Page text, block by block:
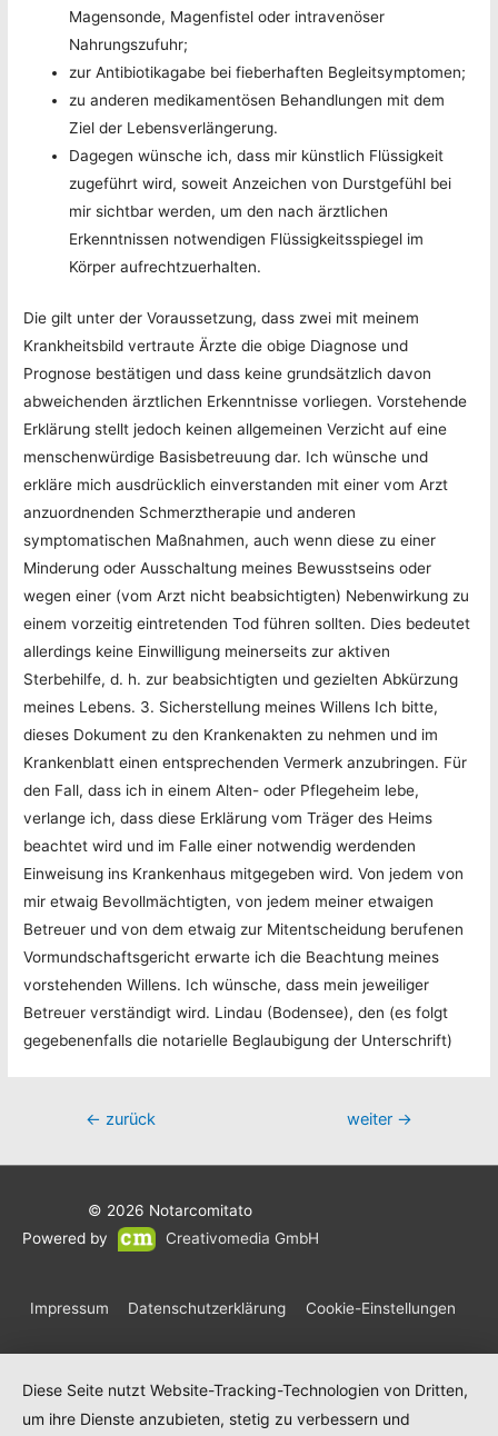
Magensonde, Magenfistel oder intravenöser
Nahrungszufuhr;
zur Antibiotikagabe bei fieberhaften Begleitsymptomen;
zu anderen medikamentösen Behandlungen mit dem
Ziel der Lebensverlängerung.
Dagegen wünsche ich, dass mir künstlich Flüssigkeit
zugeführt wird, soweit Anzeichen von Durstgefühl bei
mir sichtbar werden, um den nach ärztlichen
Erkenntnissen notwendigen Flüssigkeitsspiegel im
Körper aufrechtzuerhalten.
Die gilt unter der Voraussetzung, dass zwei mit meinem
Krankheitsbild vertraute Ärzte die obige Diagnose und
Prognose bestätigen und dass keine grundsätzlich davon
abweichenden ärztlichen Erkenntnisse vorliegen. Vorstehende
Erklärung stellt jedoch keinen allgemeinen Verzicht auf eine
menschenwürdige Basisbetreuung dar. Ich wünsche und
erkläre mich ausdrücklich einverstanden mit einer vom Arzt
anzuordnenden Schmerztherapie und anderen
symptomatischen Maßnahmen, auch wenn diese zu einer
Minderung oder Ausschaltung meines Bewusstseins oder
wegen einer (vom Arzt nicht beabsichtigten) Nebenwirkung zu
einem vorzeitig eintretenden Tod führen sollten. Dies bedeutet
allerdings keine Einwilligung meinerseits zur aktiven
Sterbehilfe, d. h. zur beabsichtigten und gezielten Abkürzung
meines Lebens. 3. Sicherstellung meines Willens Ich bitte,
dieses Dokument zu den Krankenakten zu nehmen und im
Krankenblatt einen entsprechenden Vermerk anzubringen. Für
den Fall, dass ich in einem Alten- oder Pflegeheim lebe,
verlange ich, dass diese Erklärung vom Träger des Heims
beachtet wird und im Falle einer notwendig werdenden
Einweisung ins Krankenhaus mitgegeben wird. Von jedem von
mir etwaig Bevollmächtigten, von jedem meiner etwaigen
Betreuer und von dem etwaig zur Mitentscheidung berufenen
Vormundschaftsgericht erwarte ich die Beachtung meines
vorstehenden Willens. Ich wünsche, dass mein jeweiliger
Betreuer verständigt wird. Lindau (Bodensee), den (es folgt
gegebenenfalls die notarielle Beglaubigung der Unterschrift)
Beitragsnavigation
← zurück weiter →
© 2026 Notarcomitato
Powered by
Creativomedia GmbH
Impressum Datenschutzerklärung Cookie-Einstellungen
Diese Seite nutzt Website-Tracking-Technologien von Dritten,
um ihre Dienste anzubieten, stetig zu verbessern und